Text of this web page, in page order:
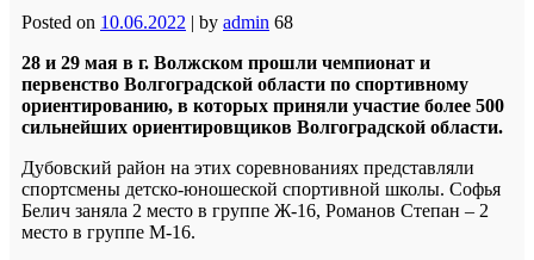
Posted on 10.06.2022 | by admin 68
28 и 29 мая в г. Волжском прошли чемпионат и
первенство Волгоградской области по спортивному
ориентированию, в которых приняли участие более 500
сильнейших ориентировщиков Волгоградской области.
Дубовский район на этих соревнованиях представляли
спортсмены детско-юношеской спортивной школы. Софья
Белич заняла 2 место в группе Ж-16, Романов Степан – 2
место в группе М-16.